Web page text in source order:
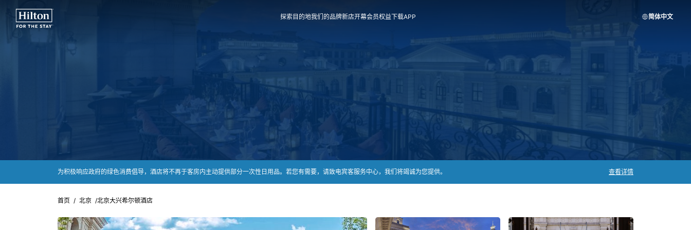
探索目的地我们的品牌新店开幕会员权益下载APP 简体中文
为积极响应政府的绿色消费倡导，酒店将不再于客房内主动提供部分一次性日用品。若您有需要，请致电宾客服务中心，我们将竭诚为您提供。 查看详情
首页 / 北京 /北京大兴希尔顿酒店